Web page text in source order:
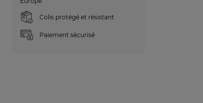
Colis protégé et résistant
Paiement sécurisé